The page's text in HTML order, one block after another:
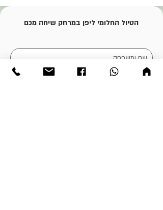
הטיול החלומי ליפן במרחק שיחה מכם